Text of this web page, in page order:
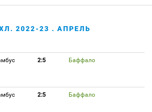
2022-23 . АПРЕЛЬ
2:5 Баффало
2:5 Баффало